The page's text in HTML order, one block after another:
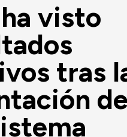
visto
tras